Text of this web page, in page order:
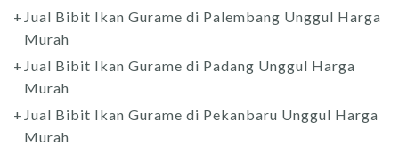
Jual Bibit Ikan Gurame di Palembang Unggul Harga
Murah
Jual Bibit Ikan Gurame di Padang Unggul Harga
Murah
Jual Bibit Ikan Gurame di Pekanbaru Unggul Harga
Murah